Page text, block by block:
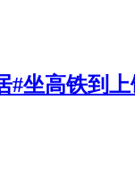
#坐高铁到